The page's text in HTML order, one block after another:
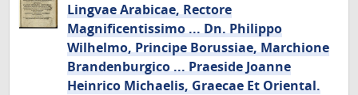
Lingvae Arabicae, Rectore
Magnificentissimo ... Dn. Philippo
Wilhelmo, Principe Borussiae, Marchione
Brandenburgico ... Praeside Joanne
Heinrico Michaelis, Graecae Et Oriental.